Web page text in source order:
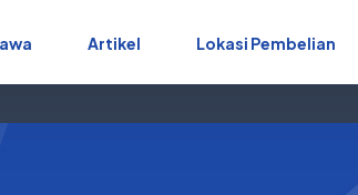
Artikel Lokasi Pembelian